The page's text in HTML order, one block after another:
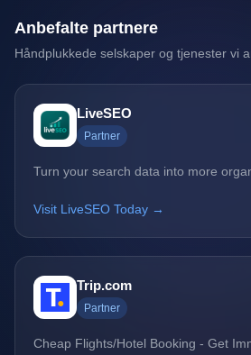
Anbefalte partnere
Håndplukkede selskaper og tjenester vi
LiveSEO
Partner
Turn your search data into more
Visit LiveSEO Today →
Trip.com
Partner
Cheap Flights/Hotel Booking - Get